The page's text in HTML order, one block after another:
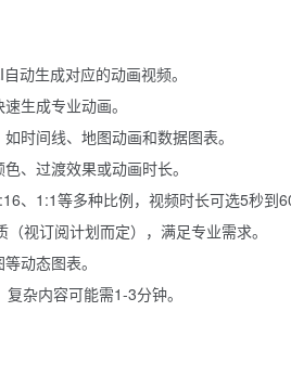
动生成对应的动画视频。
生成专业动画。
时间线、地图动画和数据图表。
、过渡效果或动画时长。
、1:1等多种比例，视频时长可选5秒到
（视订阅计划而定），满足专业需求。
动态图表。
杂内容可能需1-3分钟。